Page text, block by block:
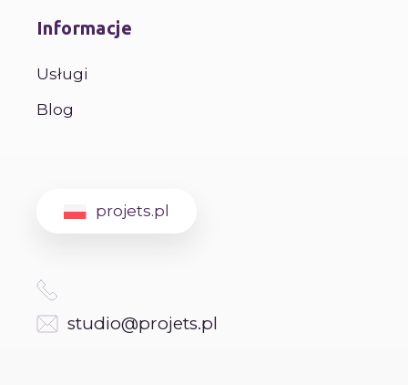
Informacje
Usługi
Blog
projets.pl
studio@projets.pl